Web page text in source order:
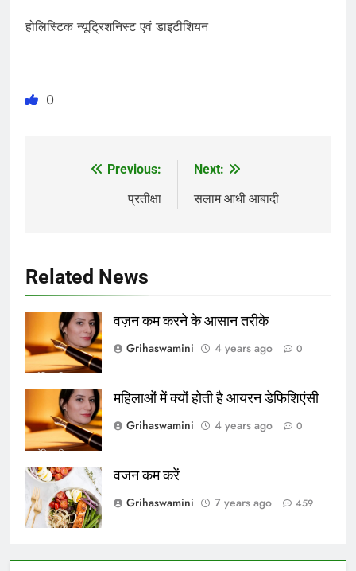
होलिस्टिक न्यूट्रिशनिस्ट एवं डाइटीशियन
0
navigation
Previous:
प्रतीक्षा
Next:
सलाम आधी आबादी
Related News
वज़न कम करने के आसान तरीके
Grihaswamini
4 years ago 0
महिलाओं में क्यों होती है आयरन डेफिशिएंसी
Grihaswamini
4 years ago 0
वजन कम करें
Grihaswamini
7 years ago 459